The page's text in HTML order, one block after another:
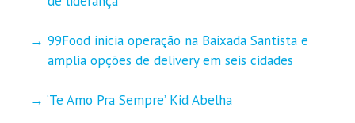
99Food inicia operação na Baixada Santista e
amplia opções de delivery em seis cidades
‘Te Amo Pra Sempre’ Kid Abelha